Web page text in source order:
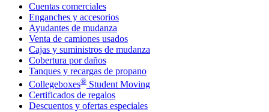
Cuentas comerciales
Enganches y accesorios
Ayudantes de mudanza
Venta de camiones usados
Cajas y suministros de mudanza
Cobertura por daños
Tanques y recargas de propano
Collegeboxes® Student Moving
Certificados de regalos
Descuentos y ofertas especiales